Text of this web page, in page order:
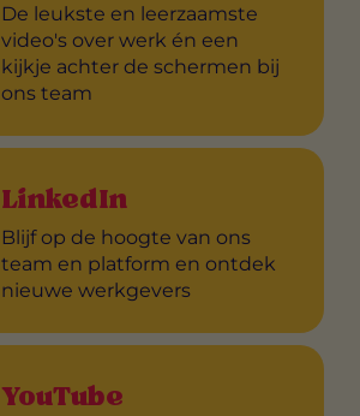
De leukste en leerzaamste
video's over werk én een
kijkje achter de schermen bij
ons team
LinkedIn
Blijf op de hoogte van ons
team en platform en ontdek
nieuwe werkgevers
YouTube